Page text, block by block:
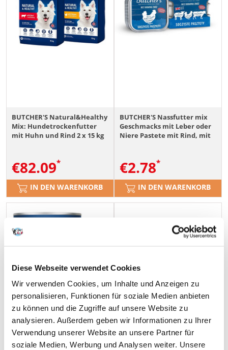
Diese Webseite verwendet Cookies
Wir verwenden Cookies, um Inhalte und Anzeigen zu
personalisieren, Funktionen für soziale Medien anbieten
zu können und die Zugriffe auf unsere Website zu
analysieren. Außerdem geben wir Informationen zu Ihrer
Verwendung unserer Website an unsere Partner für
soziale Medien, Werbung und Analysen weiter. Unsere
BUTCHER'S Natural&Healthy
Mix: Hundetrockenfutter
mit Huhn und Rind 2 x 15 kg
€82.09
IN DEN WARENKORB
BUTCHER'S Nassfutter mix
Geschmacks mit Leber oder
Niere Pastete mit Rind, mit
€2.78
IN DEN WARENKORB